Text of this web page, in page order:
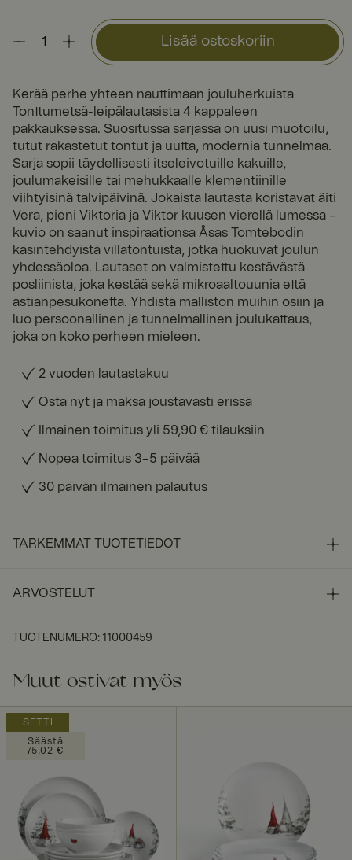
Lisää ostoskoriin
Kerää perhe yhteen nauttimaan jouluherkuista
Tonttumetsä-leipälautasista 4 kappaleen
pakkauksessa. Suositussa sarjassa on uusi muotoilu,
tutut rakastetut tontut ja uutta, modernia tunnelmaa.
Sarja sopii täydellisesti itseleivotuille kakuille,
joulumakeisille tai mehukkaalle klementiinille
viihtyisinä talvipäivinä. Jokaista lautasta koristavat äiti
Vera, pieni Viktoria ja Viktor kuusen vierellä lumessa –
kuvio on saanut inspiraationsa Åsas Tomtebodin
käsintehdyistä villatontuista, jotka huokuvat joulun
yhdessäoloa. Lautaset on valmistettu kestävästä
posliinista, joka kestää sekä mikroaaltouunia että
astianpesukonetta. Yhdistä malliston muihin osiin ja
luo persoonallinen ja tunnelmallinen joulukattaus,
joka on koko perheen mieleen.
2 vuoden lautastakuu
Osta nyt ja maksa joustavasti erissä
Ilmainen toimitus yli 59,90 € tilauksiin
Nopea toimitus 3–5 päivää
30 päivän ilmainen palautus
TARKEMMAT TUOTETIEDOT
ARVOSTELUT
TUOTENUMERO: 11000459
Muut ostivat myös
SETTI
Säästä
75,02 €